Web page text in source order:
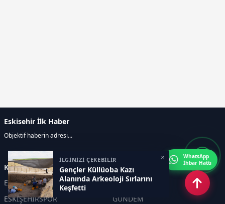
İLGİNİZİ ÇEKEBİLİR
Gençler Küllüoba Kazı
Alanında Arkeoloji Sırlarını
Keşfetti
×
Eskisehir İlk Haber
Objektif haberin adresi...
Kategoriler
ESKİŞEHİR
GENEL
ESKİŞEHİRSPOR
GÜNDEM
WhatsApp
İhbar Hattı